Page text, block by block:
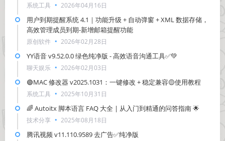
系统工具 2026年04月16日
用户到期提醒系统 4.1｜功能升级 + 自动弹窗 + XML 数据存储，
高效管理成员到期-新增邮箱提醒功能
原创软件 2026年02月28日
YY语音 v9.52.0.0 绿色纯净版 - 高效语音沟通工具✅💚
聊天娱乐 2026年02月03日
🟢MAC 修改器 v2025.1031：一键修改 + 稳定兼容🟡使用教程
系统工具 2025年10月31日
🌈 Autoitx 脚本语言 FAQ 大全 | 从入门到精通的问答指南 🌟
技术分享 2025年08月18日
腾讯视频 v11.110.9589 去广告✅纯净版